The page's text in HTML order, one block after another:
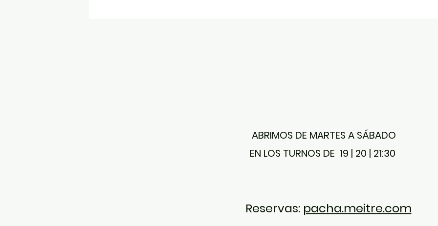
ABRIMOS DE MARTES A SÁBADO
EN LOS TURNOS DE 19 | 20 | 21:30
Reservas: pacha.meitre.com